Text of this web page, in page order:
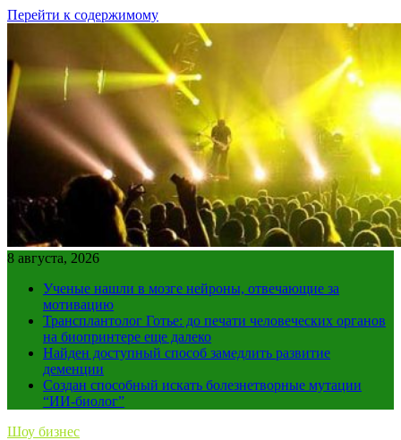
Перейти к содержимому
8 августа, 2026
Ученые нашли в мозге нейроны, отвечающие за
мотивацию
Трансплантолог Готье: до печати человеческих органов
на биопринтере еще далеко
Найден доступный способ замедлить развитие
деменции
Создан способный искать болезнетворные мутации
“ИИ-биолог”
Шоу бизнес